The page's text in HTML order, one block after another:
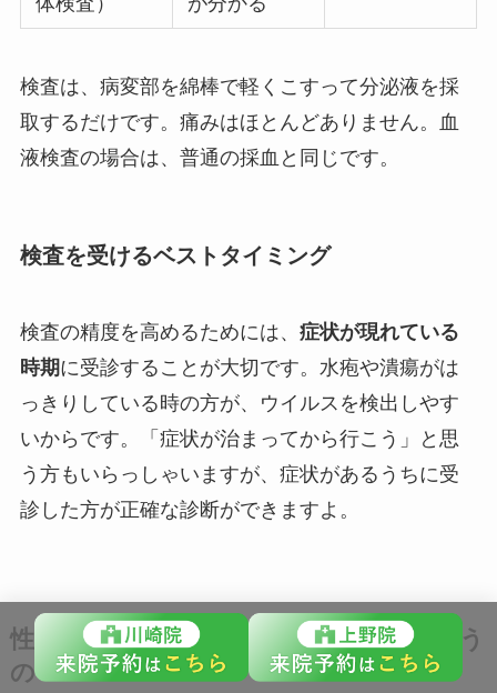
検査は、病変部を綿棒で軽くこすって分泌液を採
取するだけです。痛みはほとんどありません。血
液検査の場合は、普通の採血と同じです。
検査を受けるベストタイミング
検査の精度を高めるためには、 症状が現れている
時期に受診することが大切です。水疱や潰瘍がは
っきりしている時の方が、ウイルスを検出しやす
いからです。「症状が治まってから行こう」と思
う方もいらっしゃいますが、症状があるうちに受
診した方が正確な診断ができますよ。
性器ヘルペスの治療方法｜どんな薬を使う
の？